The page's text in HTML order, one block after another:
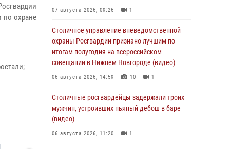
по охране
07 августа 2026, 09:26 1
Столичное управление вневедомственной
охраны Росгвардии признано лучшим по
итогам полугодия на всероссийском
совещании в Нижнем Новгороде (видео)
06 августа 2026, 14:59 10 1
Столичные росгвардейцы задержали троих
мужчин, устроивших пьяный дебош в баре
(видео)
06 августа 2026, 11:20 1